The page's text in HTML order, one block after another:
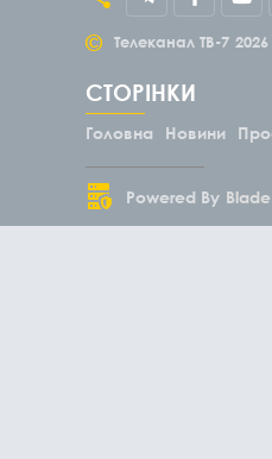
© Телеканал ТВ-7 2026
СТОРІНКИ
Головна Новини
Powered By